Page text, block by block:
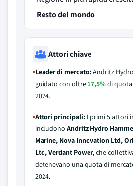
Resto del mondo
Attori chiave
Leader di mercato:Andritz
guidato con oltre17,5%di
2024.
Attori principali: I primi 5 attori
includono Andritz Hydro
Marine, Nova Innovation Ltd,
Ltd, Verdant Power, che
detenevano una quota di
2024.